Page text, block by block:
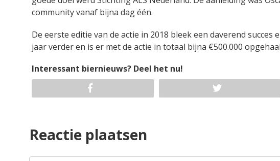
community vanaf bijna dag één.
De eerste editie van de actie in 2018 bleek een daverend
jaar verder en is er met de actie in totaal bijna €500.000
Interessant biernieuws? Deel het nu!
Reactie plaatsen